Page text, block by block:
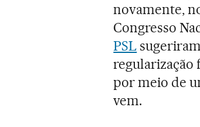
novamente,
Congresso
PSL
regularização
por meio de
vem.